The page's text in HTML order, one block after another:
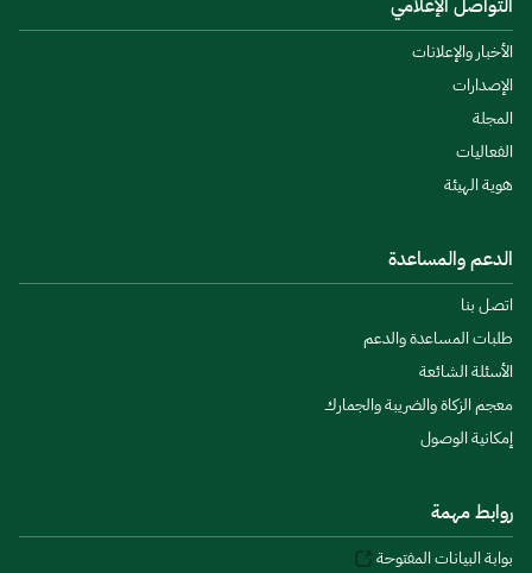
التواصل الإعلامي
الأخبار والإعلانات
الإصدارات
المجلة
الفعاليات
هوية الهيئة
الدعم والمساعدة
اتصل بنا
طلبات المساعدة والدعم
الأسئلة الشائعة
معجم الزكاة والضريبة والجمارك
إمكانية الوصول
روابط مهمة
بوابة البيانات المفتوحة